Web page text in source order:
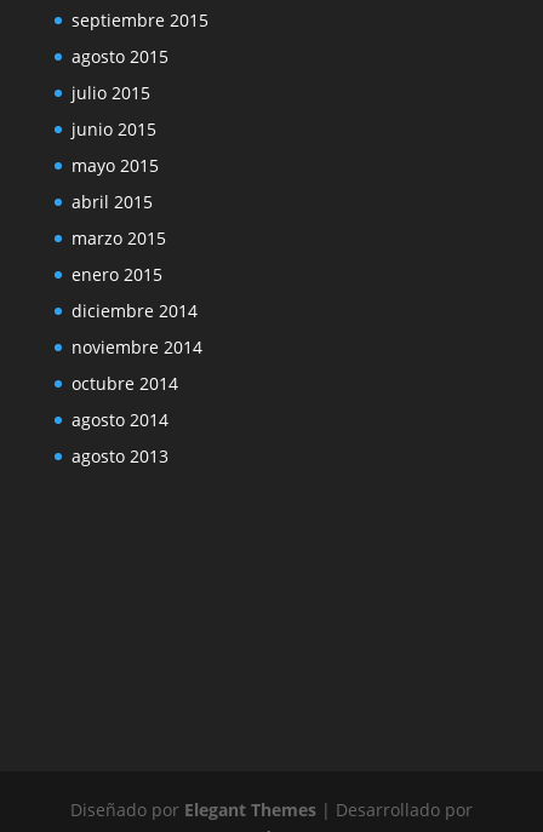
septiembre 2015
agosto 2015
julio 2015
junio 2015
mayo 2015
abril 2015
marzo 2015
enero 2015
diciembre 2014
noviembre 2014
octubre 2014
agosto 2014
agosto 2013
Diseñado por Elegant Themes| Desarrollado por